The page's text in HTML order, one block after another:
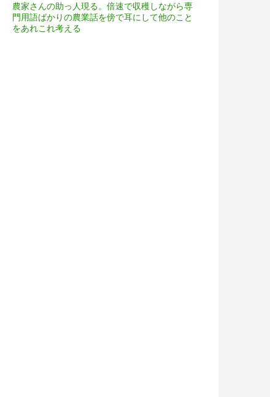
農家さんの助っ人現る。倍速で収穫しながら専
門用語ばかりの農業話を傍で耳にして他のこと
をあれこれ考える